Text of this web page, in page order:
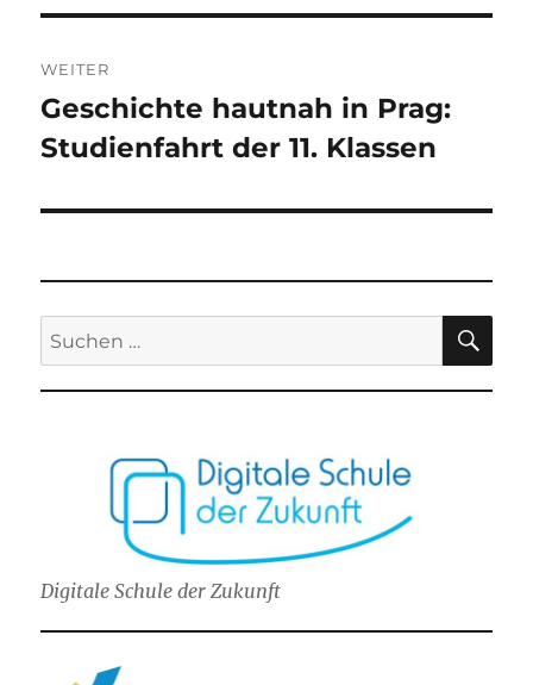
WEITER
Nächster
Beitrag:
Geschichte hautnah in Prag:
Studienfahrt der 11. Klassen
Suchen
nach:
Digitale Schule der Zukunft